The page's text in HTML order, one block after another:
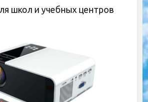
школ и учебных центров